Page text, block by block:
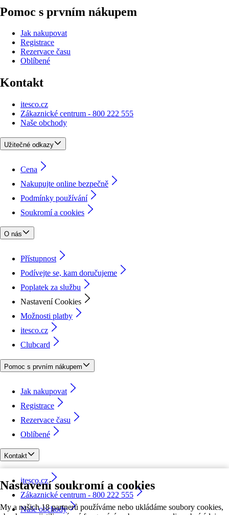
Nastavení soukromí a cookies
My a našich 18 partnerů používáme nebo ukládáme soubory cookies,
Pomoc s prvním nákupem
Jak nakupovat
Registrace
Rezervace času
Oblíbené
Kontakt
itesco.cz
Zákaznické centrum - 800 222 555
Naše obchody
Užitečné odkazy
Cena
Nakupujte online bezpečně
Podmínky používání
Soukromí a cookies
O nás
Přístupnost
Podívejte se, kam doručujeme
Poplatek za službu
Nastavení Cookies
Možnosti platby
itesco.cz
Clubcard
Pomoc s prvním nákupem
Jak nakupovat
Registrace
Rezervace času
Oblíbené
Kontakt
itesco.cz
Zákaznické centrum - 800 222 555
Naše obchody